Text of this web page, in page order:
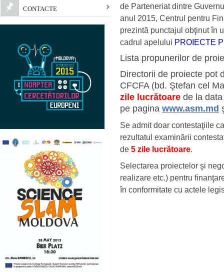
de Parteneriat dintre
anul 2015, Centrul pentru
prezintă punctajul obţinut în
cadrul apelului PROIECTE
Lista propunerilor de
Directorii de proiecte pot
CFCFA (bd. Ştefan cel
zile lucrătoare de la
pe pagina www.asm.md
Se admit doar contestaţiile
rezultatul examinării
de 5 zile lucrătoare.
Selectarea proiectelor şi
realizare etc.) pentru
în conformitate cu actele
CONTACTE